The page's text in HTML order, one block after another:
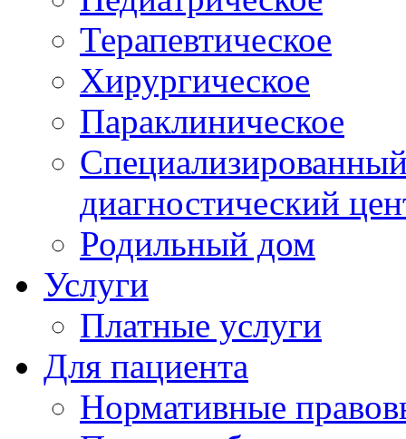
Терапевтическое
Хирургическое
Параклиническое
диагностический
Родильный дом
Услуги
Платные услуги
Для пациента
Нормативные